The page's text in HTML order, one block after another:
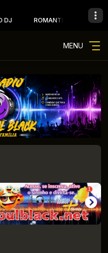
ROMANTISMO NO AR com
MENU